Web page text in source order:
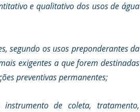
e qualitativo dos usos de água
segundo os usos preponderantes da
exigentes a que forem destinadas
preventivas permanentes;
de coleta, tratamento,